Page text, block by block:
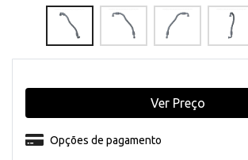
Opções de pagamento
Ver Preço